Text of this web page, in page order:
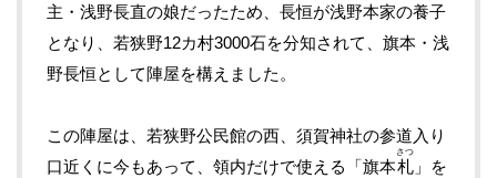
主・浅野長直の娘だったため、長恒が浅野本家の養子
となり、若狭野12カ村3000石を分知されて、旗本・浅
野長恒として陣屋を構えました。
この陣屋は、若狭野公民館の西、須賀神社の参道入り
口近くに今もあって、領内だけで使える「旗本札
さつ
」を